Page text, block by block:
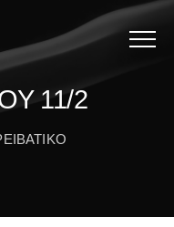
Menu
11/2